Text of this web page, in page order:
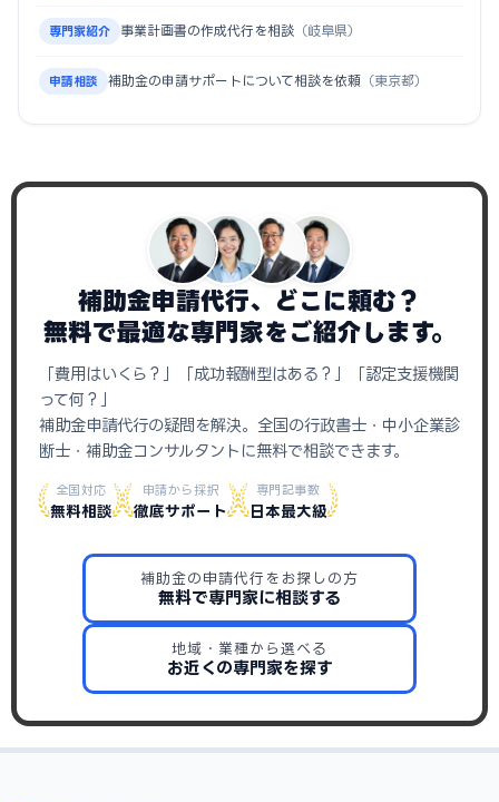
専門家紹介 事業計画書の作成代行を相談 （岐阜県）
申請相談 補助金の申請サポートについて相談を依頼 （東京都）
補助金申請代行、どこに頼む？
無料で最適な専門家をご紹介します。
「費用はいくら？」「成功報酬型はある？」「認定支援機関
って何？」
補助金申請代行の疑問を解決。全国の行政書士・中小企業診
断士・補助金コンサルタントに無料で相談できます。
全国対応
無料相談
申請から採択
徹底サポート
専門記事数
日本最大級
補助金の申請代行をお探しの方
無料で専門家に相談する
地域・業種から選べる
お近くの専門家を探す